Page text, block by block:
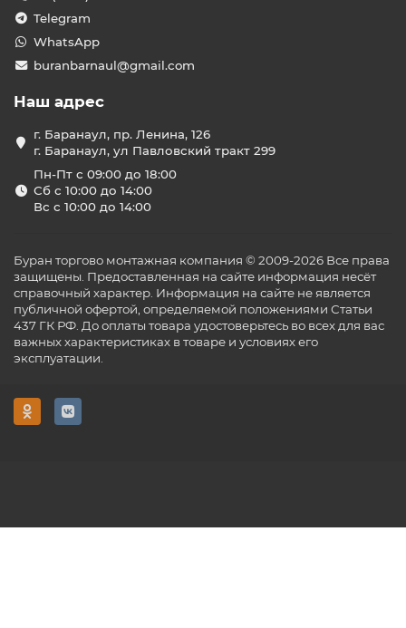
Telegram
WhatsApp
buranbarnaul@gmail.com
Наш адрес
г. Баранаул, пр. Ленина, 126
г. Баранаул, ул Павловский тракт 299
Пн-Пт с 09:00 до 18:00
Сб с 10:00 до 14:00
Вс с 10:00 до 14:00
Буран торгово монтажная компания © 2009-2026 Все права
защищены. Предоставленная на сайте информация несёт
справочный характер. Информация на сайте не является
публичной офертой, определяемой положениями Статьи
437 ГК РФ. До оплаты товара удостоверьтесь во всех для вас
важных характеристиках в товаре и условиях его
эксплуатации.